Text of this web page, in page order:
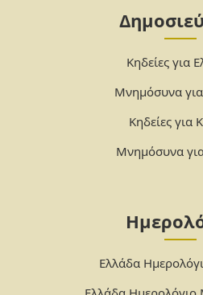
Κηδείες για
Μνημόσυνα
Κηδείες για
Μνημόσυνα
Ελλάδα